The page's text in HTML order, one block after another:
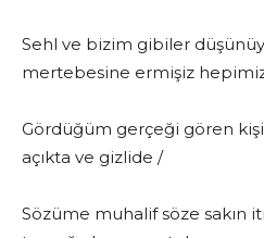
Sehl ve bizim gibiler
mertebesine ermişiz
Gördüğüm gerçeği gören
açıkta ve gizlide /
Sözüme muhalif söze sakın